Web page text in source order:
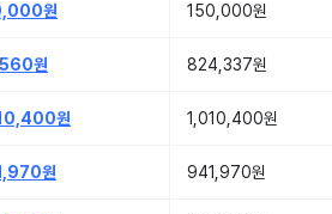
원 150,000원
원 824,337원
원 1,010,400원
원 941,970원